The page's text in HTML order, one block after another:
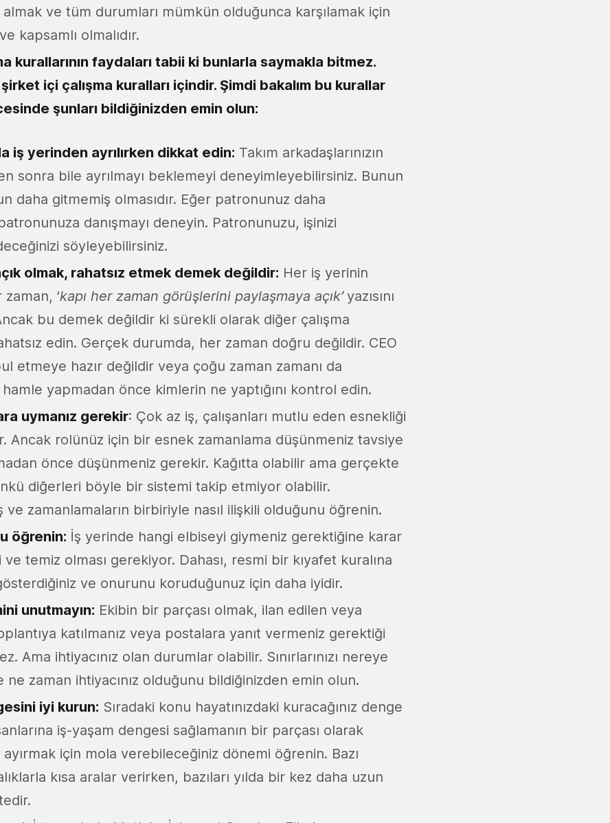
ve tüm durumları mümkün olduğunca karşılamak için
kapsamlı olmalıdır.
kurallarının faydaları tabii ki bunlarla saymakla bitmez.
içi çalışma kuralları içindir. Şimdi bakalım bu kurallar
şunları bildiğinizden emin olun:
iş yerinden ayrılırken dikkat edin: Takım arkadaşlarınızın
sonra bile ayrılmayı beklemeyi deneyimleyebilirsiniz. Bunun
daha gitmemiş olmasıdır. Eğer patronunuz daha
danışmayı deneyin. Patronunuzu, işinizi
söyleyebilirsiniz.
olmak, rahatsız etmek demek değildir: Her iş yerinin
zaman, ‘kapı her zaman görüşlerini paylaşmaya açık’ yazısını
bu demek değildir ki sürekli olarak diğer çalışma
edin. Gerçek durumda, her zaman doğru değildir. CEO
etmeye hazır değildir veya çoğu zaman zamanı da
yapmadan önce kimlerin ne yaptığını kontrol edin.
uymanız gerekir: Çok az iş, çalışanları mutlu eden esnekliği
Ancak rolünüz için bir esnek zamanlama düşünmeniz tavsiye
önce düşünmeniz gerekir. Kağıtta olabilir ama gerçekte
diğerleri böyle bir sistemi takip etmiyor olabilir.
ve zamanlamaların birbiriyle nasıl ilişkili olduğunu öğrenin.
öğrenin: İş yerinde hangi elbiseyi giymeniz gerektiğine karar
temiz olması gerekiyor. Dahası, resmi bir kıyafet kuralına
ve onurunu koruduğunuz için daha iyidir.
unutmayın: Ekibin bir parçası olmak, ilan edilen veya
katılmanız veya postalara yanıt vermeniz gerektiği
Ama ihtiyacınız olan durumlar olabilir. Sınırlarınızı nereye
ne zaman ihtiyacınız olduğunu bildiğinizden emin olun.
iyi kurun: Sıradaki konu hayatınızdaki kuracağınız denge
iş-yaşam dengesi sağlamanın bir parçası olarak
için mola verebileceğiniz dönemi öğrenin. Bazı
kısa aralar verirken, bazıları yılda bir kez daha uzun